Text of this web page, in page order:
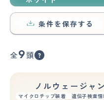
条件を保存する
全9 頭
ノルウェージャ
マイクロチップ装着 遺伝子検査情